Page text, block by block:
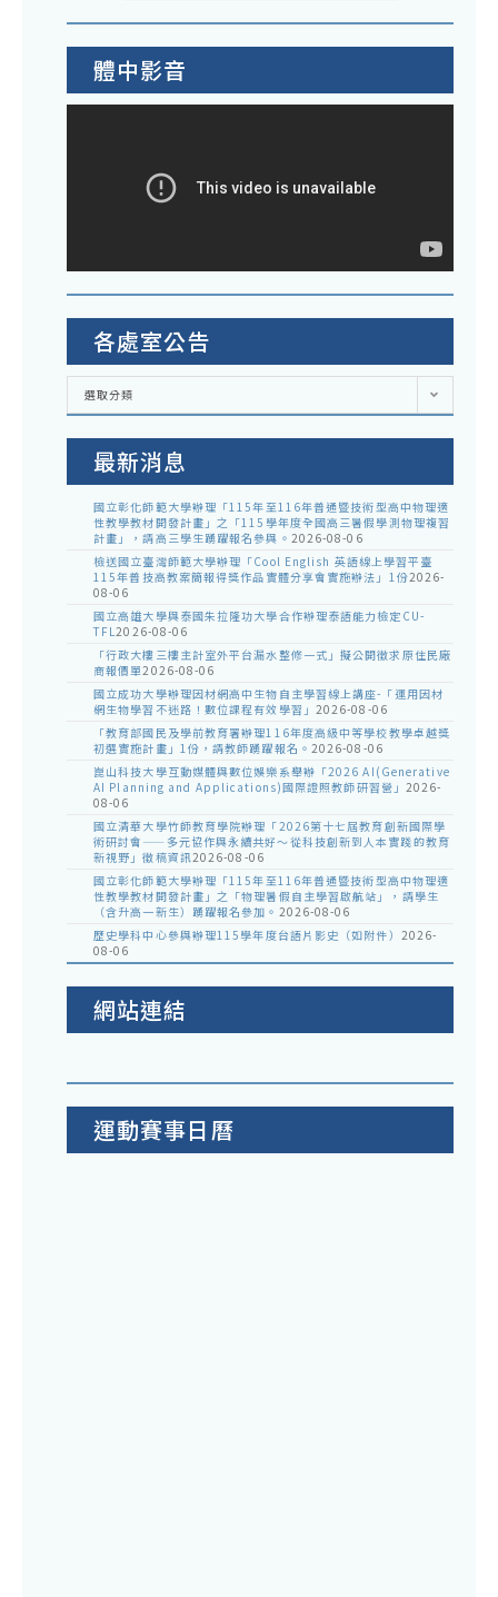
體中影音
各處室公告
各
室
選取分類
最新消息
國立彰化師範大學辦理「115年至116年普通暨技術型高中物理適
性教學教材開發計畫」之「115學年度全國高三暑假學測物理複習
計畫」，請高三學生踴躍報名參與。 2026-08-06
檢送國立臺灣師範大學辦理「Cool English 英語線上學習平臺
115年普技高教案簡報得獎作品實體分享會實施辦法」1份2026-
08-06
國立高雄大學與泰國朱拉隆功大學合作辦理泰語能力檢定CU-
TFL2026-08-06
「行政大樓三樓主計室外平台漏水整修一式」擬公開徵求原住民廠
商報價單2026-08-06
國立成功大學辦理因材網高中生物自主學習線上講座-「運用因材
網生物學習不迷路！數位課程有效學習」 2026-08-06
「教育部國民及學前教育署辦理116年度高級中等學校教學卓越獎
初選實施計畫」1份，請教師踴躍報名。 2026-08-06
崑山科技大學互動媒體與數位娛樂系舉辦「2026 AI(Generative
AI Planning and Applications)國際證照教師研習營」 2026-
08-06
國立清華大學竹師教育學院辦理「2026第十七屆教育創新國際學
術研討會——多元協作與永續共好～從科技創新到人本實踐的教育
新視野」徵稿資訊2026-08-06
國立彰化師範大學辦理「115年至116年普通暨技術型高中物理適
性教學教材開發計畫」之「物理暑假自主學習啟航站」，請學生
（含升高一新生）踴躍報名參加。 2026-08-06
歷史學科中心參與辦理115學年度台語片影史（如附件） 2026-
08-06
網站連結
運動賽事日曆